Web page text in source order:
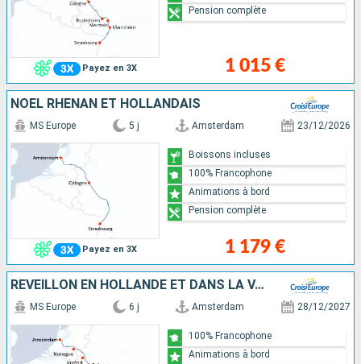
Payez en 3X 1 015 €
Pension complète
NOËL RHÉNAN ET HOLLANDAIS
Payez en 3X
MS Europe 5 j Amsterdam 23/12/2026
1 179 €
Boissons incluses
100% Francophone
Animations à bord
Pension complète
RÉVEILLON EN HOLLANDE ET DANS LA VALLÉE DU RHIN ROMANTIQUE
MS Europe 6 j Amsterdam 28/12/2027
100% Francophone
Animations à bord